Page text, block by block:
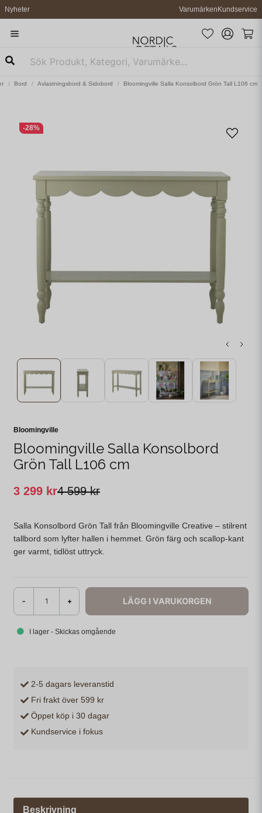
Nyheter VarumärkenKundservice
Bord Avlastningsbord & Sidobord Bloomingville Salla Konsolbord Grön Tall L106 cm
-28%
Bloomingville
Bloomingville Salla Konsolbord
Grön Tall L106 cm
4 599 kr
3 299 kr
Salla Konsolbord Grön Tall från Bloomingville Creative – stilrent
tallbord som lyfter hallen i hemmet. Grön färg och scallop-kant
ger varmt, tidlöst uttryck.
- + LÄGG I VARUKORGEN
I lager - Skickas omgående
2-5 dagars leveranstid
Fri frakt över 599 kr
Öppet köp i 30 dagar
Kundservice i fokus
Beskrivning